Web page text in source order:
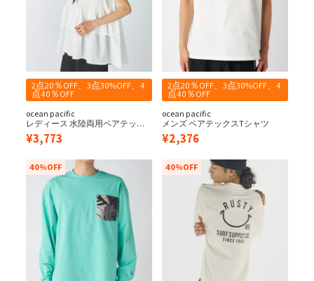
2点20％OFF、3点30%OFF、4
点40％OFF
ocean pacific
レディース 水陸両用ペアテック
スタンク
¥3,773
2点20％OFF、3点30%OFF、4
点40％OFF
ocean pacific
メンズ ペアテックスTシャツ
¥2,376
40%OFF 40%OFF